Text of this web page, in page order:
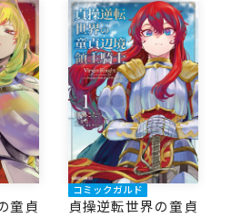
童貞
コミックガルド
貞操逆転世界の童貞